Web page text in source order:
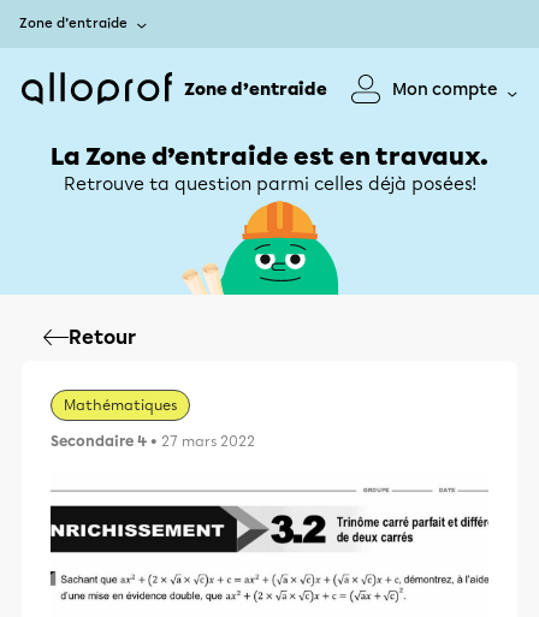
Zone d’entraide
Zone d’entraide Mon compte
La Zone d’entraide est en travaux.
Retrouve ta question parmi celles déjà posées!
Retour
Mathématiques
Secondaire 4 • 27 mars 2022